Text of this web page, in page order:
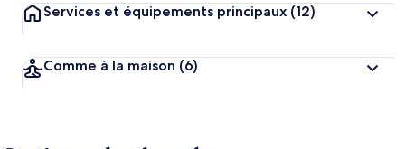
Services et équipements principaux (12)
Comme à la maison (6)